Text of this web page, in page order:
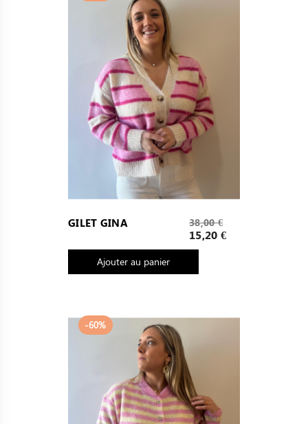
GILET GINA
Prix
de
base
38,00 €
Prix
15,20 €
Ajouter au panier
-60%